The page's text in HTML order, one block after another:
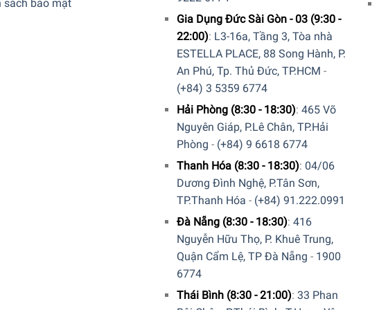
sách bảo mật
Gia Dụng Đức Sài Gòn - 03 (9:30 -
22:00): L3-16a, Tầng 3, Tòa nhà
ESTELLA PLACE, 88 Song Hành, P.
An Phú, Tp. Thủ Đức, TP.HCM -
(+84) 3 5359 6774
Hải Phòng (8:30 - 18:30): 465 Võ
Nguyên Giáp, P.Lê Chân, TP.Hải
Phòng - (+84) 9 6618 6774
Thanh Hóa (8:30 - 18:30): 04/06
Dương Đình Nghệ, P.Tân Sơn,
TP.Thanh Hóa - (+84) 91.222.0991
Đà Nẵng (8:30 - 18:30): 416
Nguyễn Hữu Thọ, P. Khuê Trung,
Quận Cẩm Lệ, TP Đà Nẵng - 1900
6774
Thái Bình (8:30 - 21:00): 33 Phan